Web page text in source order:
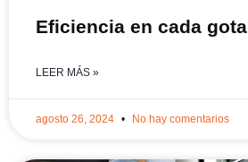
Eficiencia en cada gota
LEER MÁS »
agosto 26, 2024 No hay comentarios